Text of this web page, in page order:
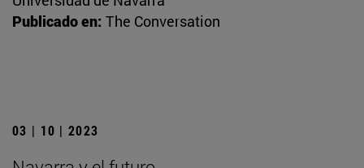
Publicado en: The Conversation
03 | 10 | 2023